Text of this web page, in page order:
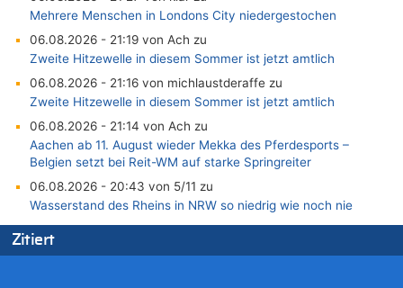
Mehrere Menschen in Londons City niedergestochen
06.08.2026 - 21:19 von Ach zu
Zweite Hitzewelle in diesem Sommer ist jetzt amtlich
06.08.2026 - 21:16 von michlaustderaffe zu
Zweite Hitzewelle in diesem Sommer ist jetzt amtlich
06.08.2026 - 21:14 von Ach zu
Aachen ab 11. August wieder Mekka des Pferdesports –
Belgien setzt bei Reit-WM auf starke Springreiter
06.08.2026 - 20:43 von 5/11 zu
Wasserstand des Rheins in NRW so niedrig wie noch nie
06.08.2026 - 20:35 von Wolfgang2 zu
Zurück an den Rhein: Hendrich wechselt zum 1. FC Köln
Zitiert